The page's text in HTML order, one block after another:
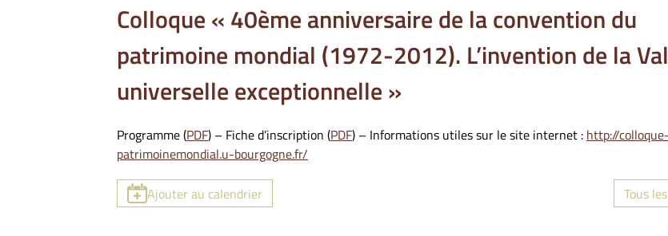
Colloque « 40ème anniversaire de la convention du
patrimoine mondial (1972-2012). L’invention de la
universelle exceptionnelle »
Programme (PDF) – Fiche d’inscription (PDF) – Informations utiles sur le site internet : http://colloque-
patrimoinemondial.u-bourgogne.fr/
Ajouter au calendrier Tous